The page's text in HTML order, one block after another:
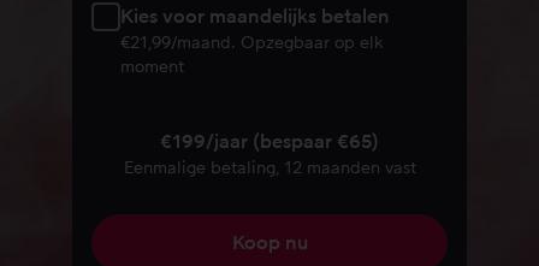
Kies voor maandelijks betalen
€21,99/maand. Opzegbaar op elk
moment
€199/jaar (bespaar €65)
Eenmalige betaling, 12 maanden vast
Koop nu